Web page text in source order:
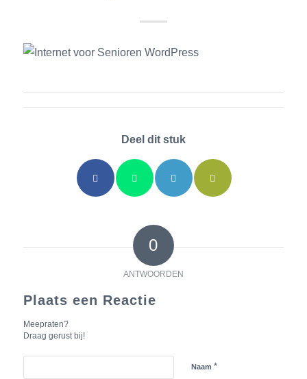
Deel dit stuk
0
ANTWOORDEN
Plaats een Reactie
Meepraten?
Draag gerust bij!
Naam *